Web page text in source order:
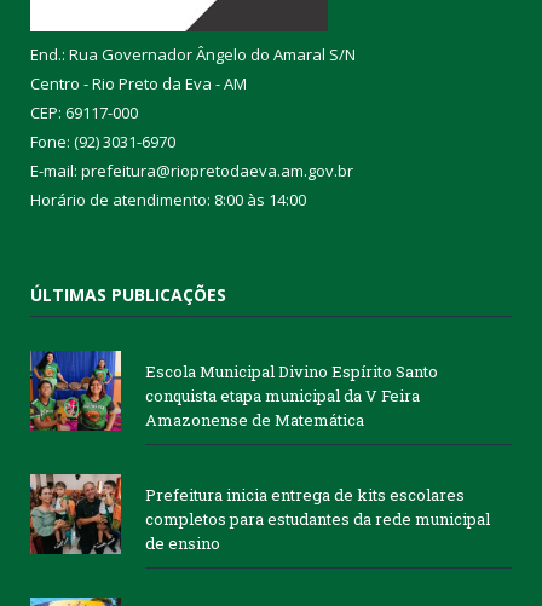
End.: Rua Governador Ângelo do Amaral S/N
Centro - Rio Preto da Eva - AM
CEP: 69117-000
Fone: (92) 3031-6970
E-mail: prefeitura@riopretodaeva.am.gov.br
Horário de atendimento: 8:00 às 14:00
ÚLTIMAS PUBLICAÇÕES
Escola Municipal Divino Espírito Santo
conquista etapa municipal da V Feira
Amazonense de Matemática
Prefeitura inicia entrega de kits escolares
completos para estudantes da rede municipal
de ensino